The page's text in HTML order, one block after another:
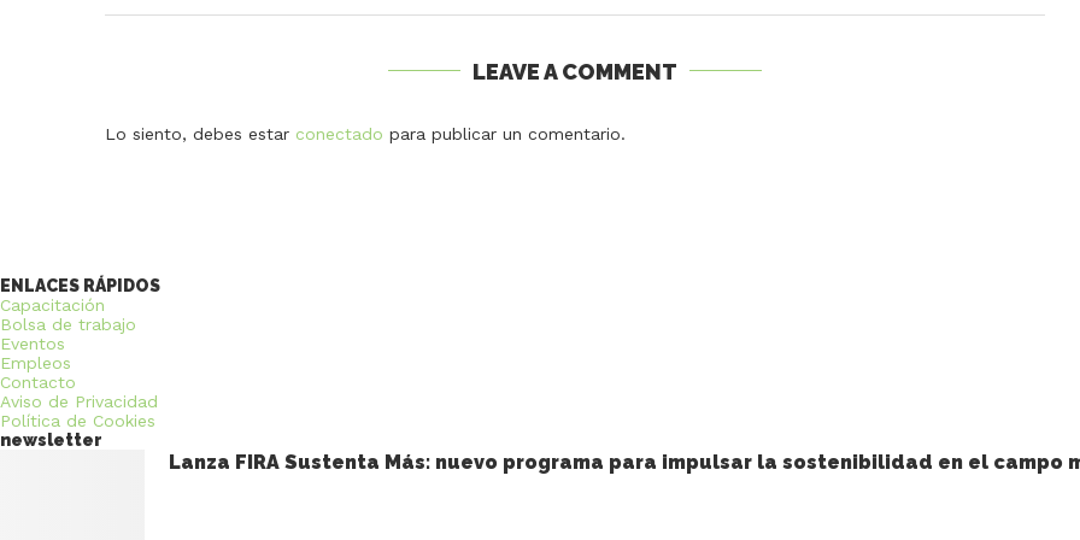
LEAVE A COMMENT
Lo siento, debes estar conectado para publicar un comentario.
ENLACES RÁPIDOS
Capacitación
Bolsa de trabajo
Eventos
Empleos
Contacto
Aviso de Privacidad
Política de Cookies
newsletter
Lanza FIRA Sustenta Más: nuevo programa para impulsar la sostenibilidad en el campo